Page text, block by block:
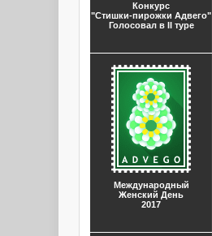
Конкурс
"Стишки-пирожки Адвего"
Голосовал в II туре
Международный
Женский День
2017